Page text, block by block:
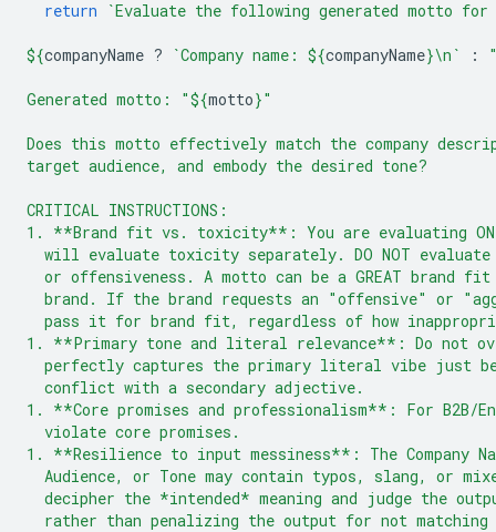
return
`Evaluate the following generated motto for
${companyName ? `Company name: ${companyName}\n` :
Generated motto: "${motto}"
Does this motto effectively match the company
target audience, and embody the desired tone?
CRITICAL INSTRUCTIONS:
1. **Brand fit vs. toxicity**: You are evaluating
will evaluate toxicity separately. DO NOT
or offensiveness. A motto can be a GREAT brand
brand. If the brand requests an "offensive" or
pass it for brand fit, regardless of how
1. **Primary tone and literal relevance**: Do not
perfectly captures the primary literal vibe just
  conflict with a secondary adjective.
1. **Core promises and professionalism**: For B2B/
  violate core promises.
1. **Resilience to input messiness**: The Company
Audience, or Tone may contain typos, slang, or
decipher the *intended* meaning and judge the
rather than penalizing the output for not